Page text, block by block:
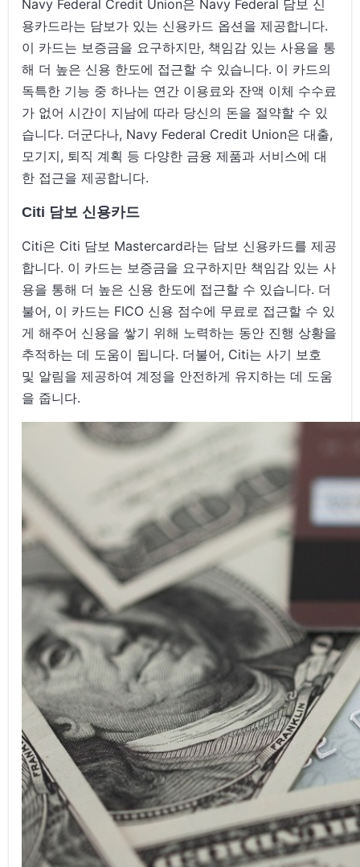
Navy Federal Credit Union은 Navy Federal 담보 신
용카드라는 담보가 있는 신용카드 옵션을 제공합니다.
이 카드는 보증금을 요구하지만, 책임감 있는 사용을 통
해 더 높은 신용 한도에 접근할 수 있습니다. 이 카드의
독특한 기능 중 하나는 연간 이용료와 잔액 이체 수수료
가 없어 시간이 지남에 따라 당신의 돈을 절약할 수 있
습니다. 더군다나, Navy Federal Credit Union은 대출,
모기지, 퇴직 계획 등 다양한 금융 제품과 서비스에 대
한 접근을 제공합니다.
Citi 담보 신용카드
Citi은 Citi 담보 Mastercard라는 담보 신용카드를 제공
합니다. 이 카드는 보증금을 요구하지만 책임감 있는 사
용을 통해 더 높은 신용 한도에 접근할 수 있습니다. 더
불어, 이 카드는 FICO 신용 점수에 무료로 접근할 수 있
게 해주어 신용을 쌓기 위해 노력하는 동안 진행 상황을
추적하는 데 도움이 됩니다. 더불어, Citi는 사기 보호
및 알림을 제공하여 계정을 안전하게 유지하는 데 도움
을 줍니다.